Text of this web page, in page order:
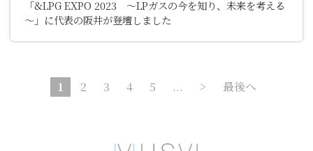
「&LPG EXPO 2023 ～LPガスの今を知り、未来を考える
～」に代表の阪井が登壇しました
1 2 3 4 5 ... > 最後へ